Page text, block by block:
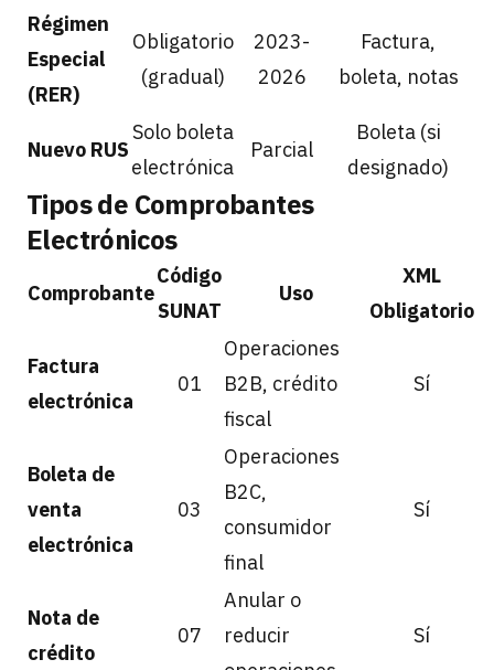
Régimen
Especial
(RER)
Obligatorio
(gradual)
2023-
2026
Factura,
boleta, notas
Nuevo RUS
Solo boleta
electrónica
Parcial
Boleta (si
designado)
Tipos de Comprobantes
Electrónicos
Comprobante
Código
SUNAT
Uso
XML
Obligatorio
Factura
electrónica
01
Operaciones
B2B, crédito
fiscal
Sí
Boleta de
venta
electrónica
03
Operaciones
B2C,
consumidor
final
Sí
Nota de
crédito
07
Anular o
reducir
Sí